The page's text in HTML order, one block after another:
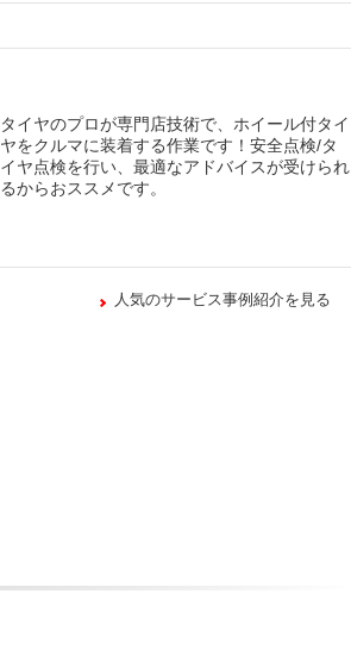
タイヤのプロが専門店技術で、ホイール付タイ
ヤをクルマに装着する作業です！安全点検/タ
イヤ点検を行い、最適なアドバイスが受けられ
るからおススメです。
人気のサービス事例紹介を見る